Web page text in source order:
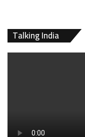
Talking India